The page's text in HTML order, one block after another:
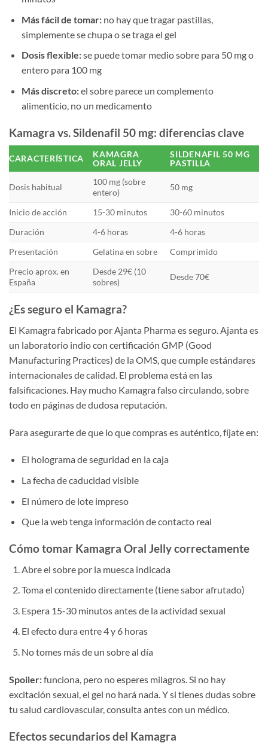
Más fácil de tomar:no hay que tragar pastillas,
simplemente se chupa o se traga el gel
Dosis flexible:se puede tomar medio sobre para 50 mg o
entero para 100 mg
Más discreto:el sobre parece un complemento
alimenticio, no un medicamento
Kamagra vs. Sildenafil 50 mg: diferencias clave
CARACTERÍSTICA
KAMAGRA
ORAL JELLY
SILDENAFIL 50 MG
PASTILLA
Dosis habitual
100 mg (sobre
entero)
50 mg
Inicio de acción 15-30 minutos
30-60 minutos
Duración
4-6 horas
4-6 horas
Presentación
Gelatina en sobre
Comprimido
Precio aprox. en
España
Desde 29€ (10
sobres)
Desde 70€
¿Es seguro el Kamagra?
El Kamagra fabricado por Ajanta Pharma es seguro. Ajanta es
un laboratorio indio con certificación GMP (Good
Manufacturing Practices) de la OMS, que cumple estándares
internacionales de calidad. El problema está en las
falsificaciones. Hay mucho Kamagra falso circulando, sobre
todo en páginas de dudosa reputación.
Para asegurarte de que lo que compras es auténtico, fíjate en:
El holograma de seguridad en la caja
La fecha de caducidad visible
El número de lote impreso
Que la web tenga información de contacto real
Cómo tomar Kamagra Oral Jelly correctamente
Abre el sobre por la muesca indicada
Toma el contenido directamente (tiene sabor afrutado)
Espera 15-30 minutos antes de la actividad sexual
El efecto dura entre 4 y 6 horas
No tomes más de un sobre al día
Spoiler:funciona, pero no esperes milagros. Si no hay
excitación sexual, el gel no hará nada. Y si tienes dudas sobre
tu salud cardiovascular, consulta antes con un médico.
Efectos secundarios del Kamagra